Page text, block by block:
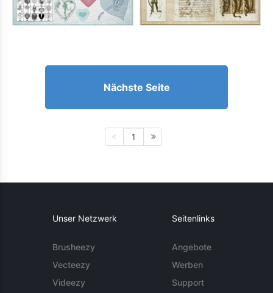
Nächste Seite
1
Unser Netzwerk
Brusheezy
Vecteezy
Videezy
Seitenlinks
Angebote
Werben
Support